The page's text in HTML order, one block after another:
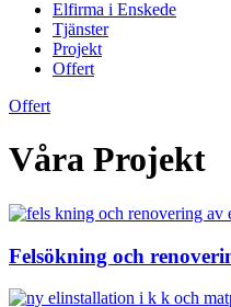
Elfirma i Enskede
Tjänster
Projekt
Offert
Offert
Våra Projekt
Felsökning och